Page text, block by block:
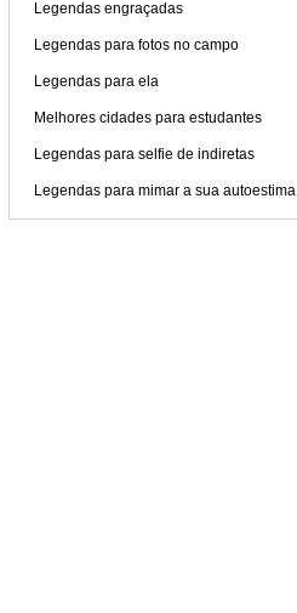
Legendas engraçadas
Legendas para fotos no campo
Legendas para ela
Melhores cidades para estudantes
Legendas para selfie de indiretas
Legendas para mimar a sua autoestima